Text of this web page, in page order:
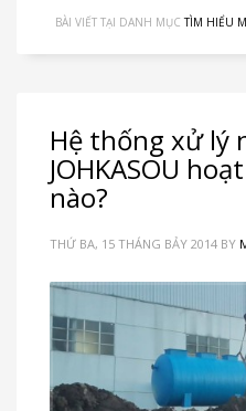
BÀI VIẾT TẠI DANH MỤC TÌM HIỂU
Hệ thống xử lý
JOHKASOU
nào?
THỨ BA, 15 THÁNG BẢY 2014 BY